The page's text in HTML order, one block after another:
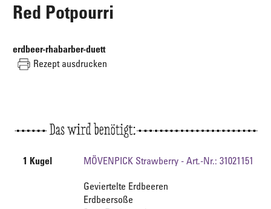
Red Potpourri
erdbeer-rhabarber-duett
Rezept ausdrucken
1 Kugel MÖVENPICK Strawberry - Art.-Nr.: 31021151
Geviertelte Erdbeeren
Erdbeersoße